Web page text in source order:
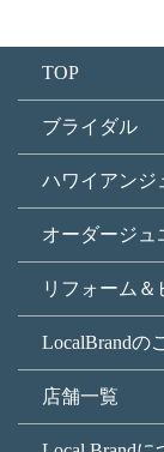
TOP
ブライダル
ハワイアンジ
オーダージュ
リフォーム＆
LocalBrandの
店舗一覧